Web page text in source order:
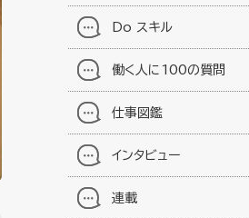
Do スキル
働く人に100の質問
仕事図鑑
インタビュー
連載